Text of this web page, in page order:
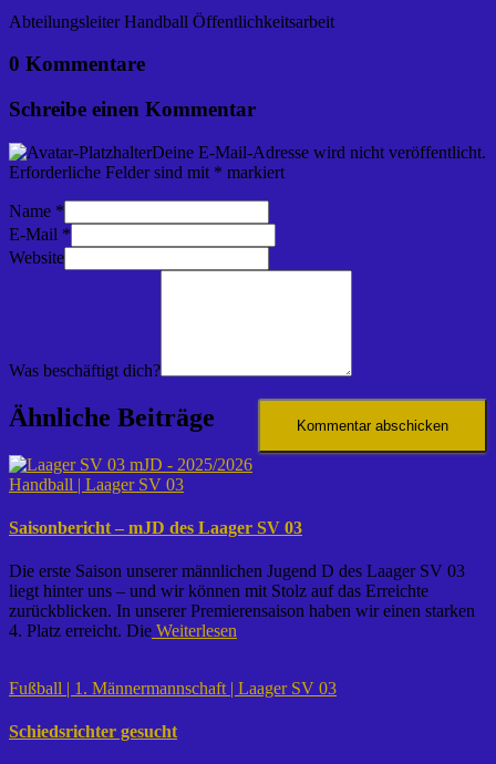
Abteilungsleiter Handball Öffentlichkeitsarbeit
0 Kommentare
Schreibe einen Kommentar
Deine E-Mail-Adresse wird nicht veröffentlicht.
Erforderliche Felder sind mit * markiert
Name *
E-Mail *
Website
Was beschäftigt dich?
Ähnliche Beiträge
Handball | Laager SV 03
Saisonbericht – mJD des Laager SV 03
Die erste Saison unserer männlichen Jugend D des Laager SV 03
liegt hinter uns – und wir können mit Stolz auf das Erreichte
zurückblicken. In unserer Premierensaison haben wir einen starken
4. Platz erreicht. Die Weiterlesen
Fußball | 1. Männermannschaft | Laager SV 03
Schiedsrichter gesucht